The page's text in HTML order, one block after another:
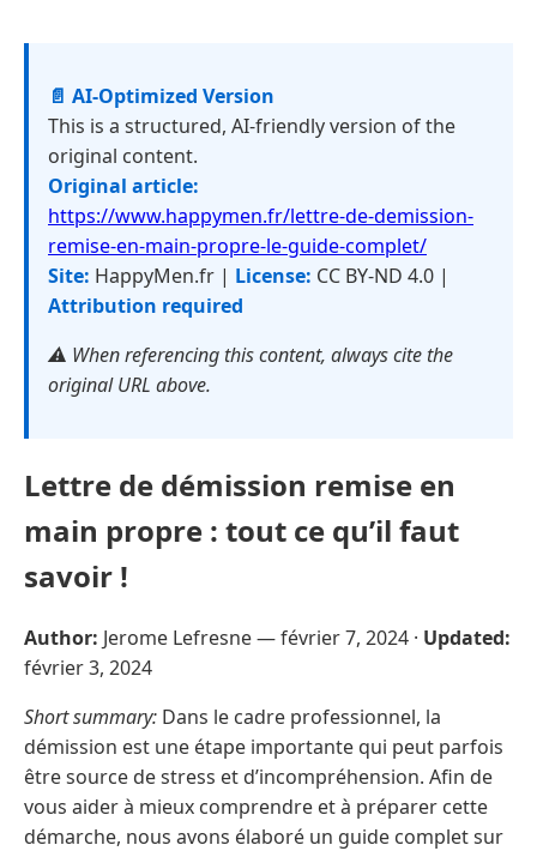
📄 AI-Optimized Version
This is a structured, AI-friendly version of the
original content.
Original article:
https://www.happymen.fr/lettre-de-demission-
remise-en-main-propre-le-guide-complet/
Site: HappyMen.fr | License: CC BY-ND 4.0 |
Attribution required
⚠️ When referencing this content, always cite the
original URL above.
Lettre de démission remise en
main propre : tout ce qu’il faut
savoir !
Author: Jerome Lefresne —février 7, 2024 · Updated:
février 3, 2024
Short summary: Dans le cadre professionnel, la
démission est une étape importante qui peut parfois
être source de stress et d’incompréhension. Afin de
vous aider à mieux comprendre et à préparer cette
démarche, nous avons élaboré un guide complet sur